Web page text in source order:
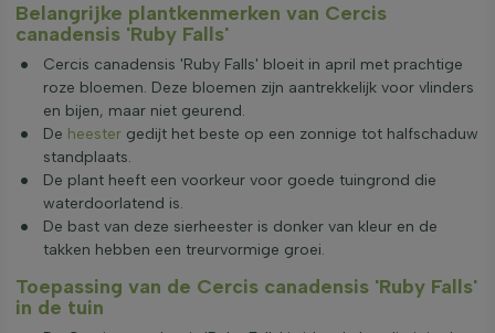
Belangrijke plantkenmerken van Cercis
canadensis 'Ruby Falls'
Cercis canadensis 'Ruby Falls' bloeit in april met prachtige
roze bloemen. Deze bloemen zijn aantrekkelijk voor vlinders
en bijen, maar niet geurend.
De heester gedijt het beste op een zonnige tot halfschaduw
standplaats.
De plant heeft een voorkeur voor goede tuingrond die
waterdoorlatend is.
De bast van deze sierheester is donker van kleur en de
takken hebben een treurvormige groei.
Toepassing van de Cercis canadensis 'Ruby Falls'
in de tuin